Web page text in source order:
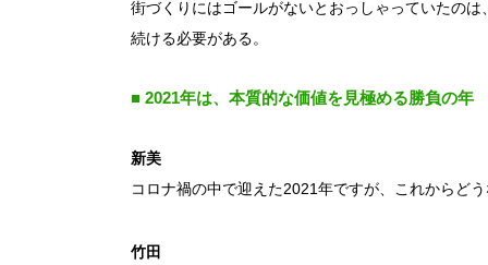
街づくりにはゴールがないとおっしゃっていたの
続ける必要がある。
■ 2021年は、本質的な価値を見極める勝負の年
新美
コロナ禍の中で迎えた2021年ですが、これからど
竹田